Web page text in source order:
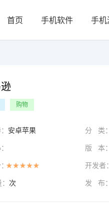
首页 手机软件 手
购物
安卓苹果 分 类：
版 本：
开发者：
次 发 布：